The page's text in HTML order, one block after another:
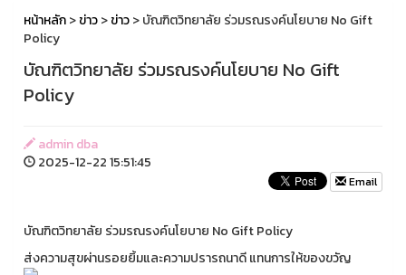
หน้าหลัก>ข่าว>ข่าว> บัณฑิตวิทยาลัย ร่วมรณรงค์นโยบาย No Gift
Policy
บัณฑิตวิทยาลัย ร่วมรณรงค์นโยบาย No Gift
Policy
admin dba
2025-12-22 15:51:45
Email
บัณฑิตวิทยาลัย ร่วมรณรงค์นโยบาย No Gift Policy
ส่งความสุขผ่านรอยยิ้มและความปรารถนาดี แทนการให้ของขวัญ